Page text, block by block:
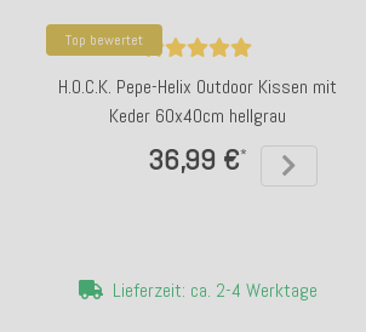
Top bewertet
H.O.C.K. Pepe-Helix Outdoor Kissen mit
Keder 60x40cm hellgrau
36,99 €*
Lieferzeit: ca. 2-4 Werktage